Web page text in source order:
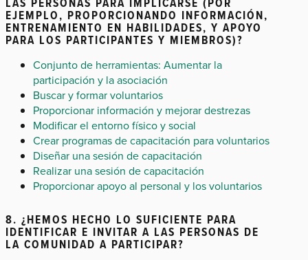
EJEMPLO, PROPORCIONANDO INFORMACIÓN,
ENTRENAMIENTO EN HABILIDADES, Y APOYO
PARA LOS PARTICIPANTES Y MIEMBROS)?
Conjunto de herramientas: Aumentar la
participación y la asociación
Buscar y formar voluntarios
Proporcionar información y mejorar destrezas
Modificar el entorno físico y social
Crear programas de capacitación para voluntarios
Diseñar una sesión de capacitación
Realizar una sesión de capacitación
Proporcionar apoyo al personal y los voluntarios
8. ¿HEMOS HECHO LO SUFICIENTE PARA
IDENTIFICAR E INVITAR A LAS PERSONAS DE
LA COMUNIDAD A PARTICIPAR?